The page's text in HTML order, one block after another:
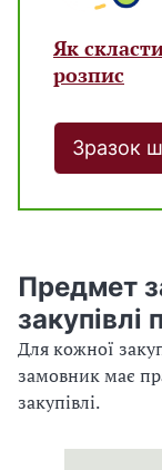
Як
розпис
Зразок
Предмет
закупівлі
Для кожної
замовник має
закупівлі.